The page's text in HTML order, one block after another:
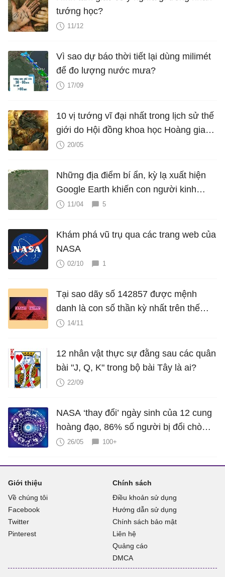
tướng học?
11/12
Vì sao dự báo thời tiết lại dùng milimét
để đo lượng nước mưa?
17/09
10 vị tướng vĩ đại nhất trong lịch sử thế
giới do Hội đồng khoa học Hoàng gia
Anh xét phong
20/05
Những địa điểm bí ẩn, kỳ lạ xuất hiện
Google Earth khiến con người kinh
ngạc11/04 5
Khám phá vũ trụ qua các trang web của
NASA
02/10 1
Tại sao dãy số 142857 được mệnh
danh là con số thần kỳ nhất trên thế
giới?14/11
12 nhân vật thực sự đằng sau các quân
bài "J, Q, K" trong bộ bài Tây là ai?
22/09
NASA ‘thay đổi’ ngày sinh của 12 cung
hoàng đạo, 86% số người bị đổi chòm
sao khác
26/05 100+
Giới thiệu
Về chúng tôi
Facebook
Twitter
Pinterest
Chính sách
Điều khoản sử dụng
Hướng dẫn sử dụng
Chính sách bảo mật
Liên hệ
Quảng cáo
DMCA